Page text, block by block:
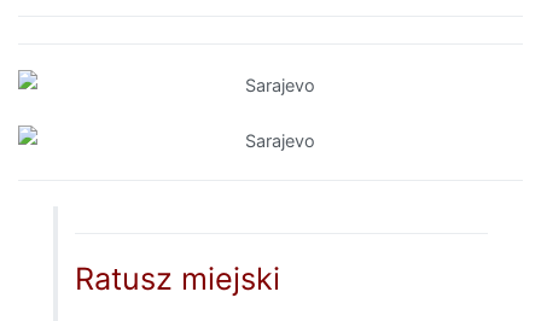
Ratusz miejski